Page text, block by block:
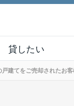
貸したい
戸建てをご売却されたお